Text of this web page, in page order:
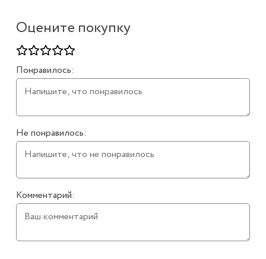
Оцените покупку
Понравилось:
Не понравилось:
Комментарий: